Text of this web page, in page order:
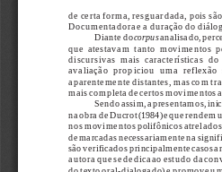
de certa forma, resguardada, pois
Documentadora e a duração do
Diante do corpus analisado,
que  atestavam  tanto  movimentos
discursivas  mais  características
avaliação  propiciou  uma  reflexão
aparentemente distantes, mas com
mais completa de certos movimentos
Sendo assim, apresentamos,
na obra de Ducrot (1984) e que rendem
nos movimentos polifônicos
demarcadas necessariamente na
são verificados principalmente casos
autora que se dedica ao estudo da